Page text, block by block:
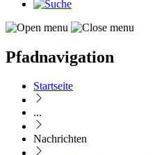
Pfadnavigation
Startseite
...
Nachrichten